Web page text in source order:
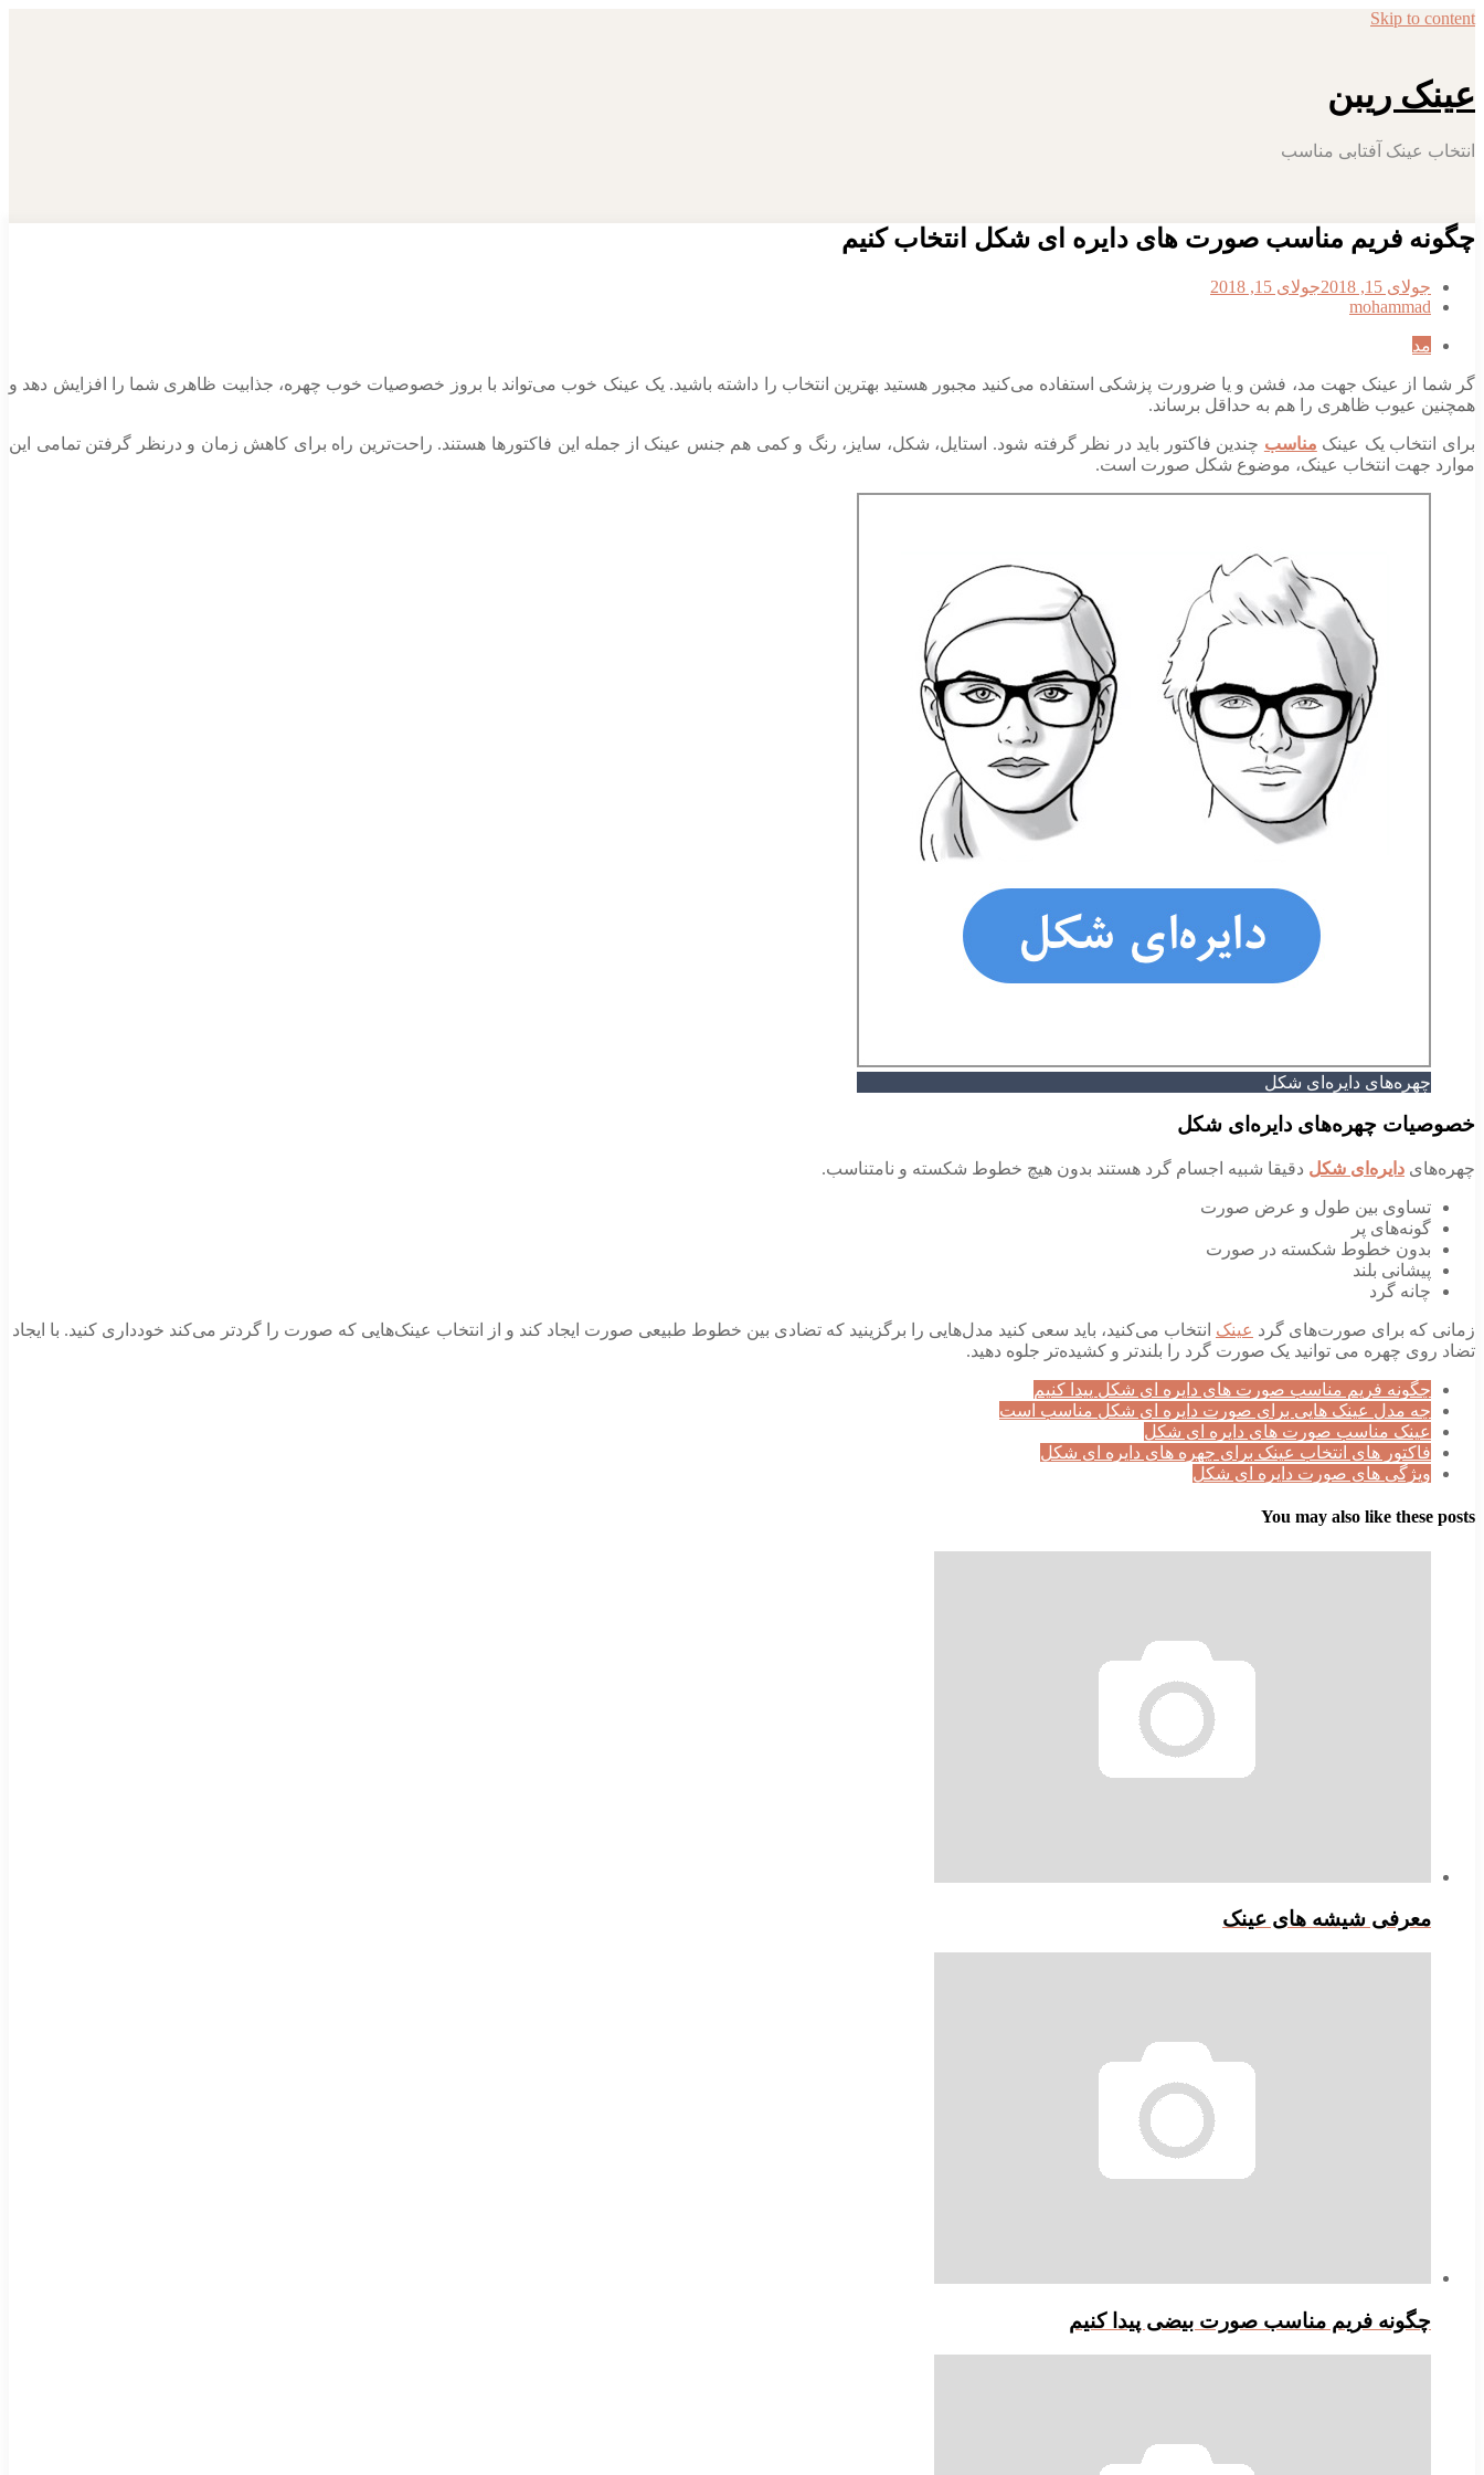
Skip to content
عینک ریبن
انتخاب عینک آفتابی مناسب
چگونه فریم مناسب صورت های دایره ای شکل انتخاب کنیم
جولای 15, 2018
جولای 15, 2018
mohammad
مد
گر شما از عینک جهت مد، فشن و یا ضرورت پزشکی استفاده می‌کنید مجبور هستید بهترین انتخاب را داشته باشید. یک عینک خوب می‌تواند با بروز خصوصیات خوب چهره، جذابیت ظاهری شما را افزایش دهد و
همچنین عیوب ظاهری را هم به حداقل برساند.
برای انتخاب یک عینک مناسب چندین فاکتور باید در نظر گرفته شود. استایل، شکل، سایز، رنگ و کمی هم جنس عینک از جمله این فاکتورها هستند. راحت‌ترین راه برای کاهش زمان و درنظر گرفتن تمامی این
موارد جهت انتخاب عینک، موضوع شکل صورت است.
چهره‌های دایره‌ای شکل
خصوصیات چهره‌های دایره‌ای شکل
چهره‌های دایره‌ای شکل دقیقا شبیه اجسام گرد هستند بدون هیچ خطوط شکسته و نامتناسب.
تساوی بین طول و عرض صورت
گونه‌های پر
بدون خطوط شکسته در صورت
پیشانی بلند
چانه گرد
زمانی که برای صورت‌های گرد عینک انتخاب می‌کنید، باید سعی کنید مدل‌هایی را برگزینید که تضادی بین خطوط طبیعی صورت ایجاد کند و از انتخاب عینک‌هایی که صورت را گردتر می‌کند خودداری کنید. با ایجاد
تضاد روی چهره می توانید یک صورت گرد را بلندتر و کشیده‌تر جلوه دهید.
چگونه فریم مناسب صورت های دایره ای شکل پیدا کنیم
چه مدل عینک هایی برای صورت دایره ای شکل مناسب است
عینک مناسب صورت های دایره ای شکل
فاکتور های انتخاب عینک برای چهره های دایره ای شکل
ویژگی های صورت دایره ای شکل
You may also like these posts
معرفی شیشه های عینک
چگونه فریم مناسب صورت بیضی پیدا کنیم